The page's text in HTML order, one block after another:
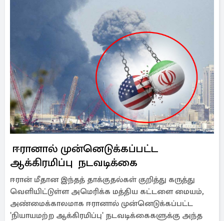
ஈரானால் முன்னெடுக்கப்பட்ட
ஆக்கிரமிப்பு நடவடிக்கை
ஈரான் மீதான இந்தத் தாக்குதல்கள் குறித்து கருத்து
வெளியிட்டுள்ள அமெரிக்க மத்திய கட்டளை மையம்,
அண்மைக்காலமாக ஈரானால் முன்னெடுக்கப்பட்ட
'நியாயமற்ற ஆக்கிரமிப்பு' நடவடிக்கைகளுக்கு அந்த